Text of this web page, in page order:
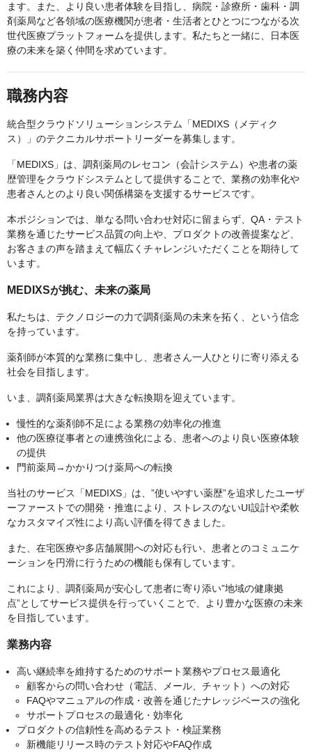
ます。また、より良い患者体験を目指し、病院・診療所・歯科・調
剤薬局など各領域の医療機関が患者・生活者とひとつにつながる次
世代医療プラットフォームを提供します。私たちと一緒に、日本医
療の未来を築く仲間を求めています。
職務内容
統合型クラウドソリューションシステム「MEDIXS（メディク
ス）」のテクニカルサポートリーダーを募集します。
「MEDIXS」は、調剤薬局のレセコン（会計システム）や患者の薬
歴管理をクラウドシステムとして提供することで、業務の効率化や
患者さんとのより良い関係構築を支援するサービスです。
本ポジションでは、単なる問い合わせ対応に留まらず、QA・テスト
業務を通じたサービス品質の向上や、プロダクトの改善提案など、
お客さまの声を踏まえて幅広くチャレンジいただくことを期待して
います。
MEDIXSが挑む、未来の薬局
私たちは、テクノロジーの力で調剤薬局の未来を拓く、という信念
を持っています。
薬剤師が本質的な業務に集中し、患者さん一人ひとりに寄り添える
社会を目指します。
いま、調剤薬局業界は大きな転換期を迎えています。
慢性的な薬剤師不足による業務の効率化の推進
他の医療従事者との連携強化による、患者へのより良い医療体験
の提供
門前薬局→かかりつけ薬局への転換
当社のサービス「MEDIXS」は、”使いやすい薬歴”を追求したユーザ
ーファーストでの開発・推進により、ストレスのないUI設計や柔軟
なカスタマイズ性により高い評価を得てきました。
また、在宅医療や多店舗展開への対応も行い、患者とのコミュニケ
ーションを円滑に行うための機能も保有しています。
これにより、調剤薬局が安心して患者に寄り添い”地域の健康拠
点”としてサービス提供を行っていくことで、より豊かな医療の未来
を目指しています。
業務内容
高い継続率を維持するためのサポート業務やプロセス最適化
顧客からの問い合わせ（電話、メール、チャット）への対応
FAQやマニュアルの作成・改善を通じたナレッジベースの強化
サポートプロセスの最適化・効率化
プロダクトの信頼性を高めるテスト・検証業務
新機能リリース時のテスト対応やFAQ作成